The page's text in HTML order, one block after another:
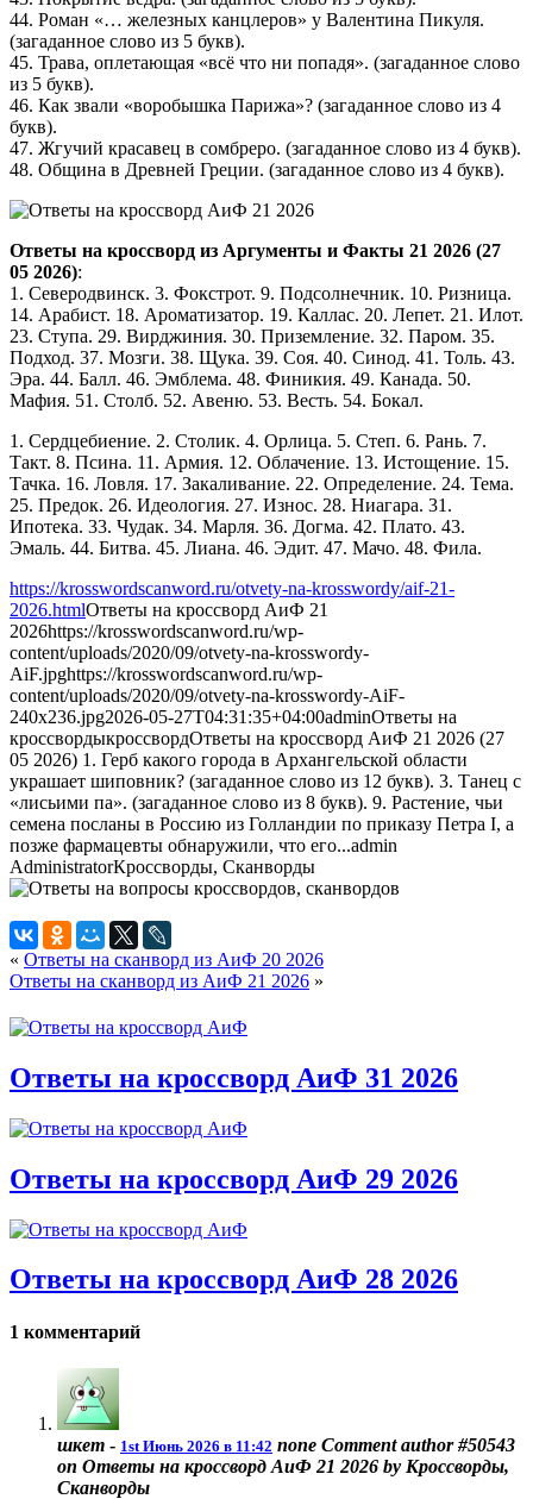
44. Роман «… железных канцлеров» у Валентина Пикуля.
(загаданное слово из 5 букв).
45. Трава, оплетающая «всё что ни попадя». (загаданное слово
из 5 букв).
46. Как звали «воробышка Парижа»? (загаданное слово из 4
букв).
47. Жгучий красавец в сомбреро. (загаданное слово из 4 букв).
48. Община в Древней Греции. (загаданное слово из 4 букв).
Ответы на кроссворд из Аргументы и Факты 21 2026 (27
05 2026):
1. Северодвинск. 3. Фокстрот. 9. Подсолнечник. 10. Ризница.
14. Арабист. 18. Ароматизатор. 19. Каллас. 20. Лепет. 21. Илот.
23. Ступа. 29. Вирджиния. 30. Приземление. 32. Паром. 35.
Подход. 37. Мозги. 38. Щука. 39. Соя. 40. Синод. 41. Толь. 43.
Эра. 44. Балл. 46. Эмблема. 48. Финикия. 49. Канада. 50.
Мафия. 51. Столб. 52. Авеню. 53. Весть. 54. Бокал.
1. Сердцебиение. 2. Столик. 4. Орлица. 5. Степ. 6. Рань. 7.
Такт. 8. Псина. 11. Армия. 12. Облачение. 13. Истощение. 15.
Тачка. 16. Ловля. 17. Закаливание. 22. Определение. 24. Тема.
25. Предок. 26. Идеология. 27. Износ. 28. Ниагара. 31.
Ипотека. 33. Чудак. 34. Марля. 36. Догма. 42. Плато. 43.
Эмаль. 44. Битва. 45. Лиана. 46. Эдит. 47. Мачо. 48. Фила.
https://krosswordscanword.ru/otvety-na-krosswordy/aif-21-
2026.htmlОтветы на кроссворд АиФ 21
2026https://krosswordscanword.ru/wp-
content/uploads/2020/09/otvety-na-krosswordy-
AiF.jpghttps://krosswordscanword.ru/wp-
content/uploads/2020/09/otvety-na-krosswordy-AiF-
240x236.jpg2026-05-27T04:31:35+04:00adminОтветы на
кроссвордыкроссвордОтветы на кроссворд АиФ 21 2026 (27
05 2026) 1. Герб какого города в Архангельской области
украшает шиповник? (загаданное слово из 12 букв). 3. Танец с
«лисьими па». (загаданное слово из 8 букв). 9. Растение, чьи
семена посланы в Россию из Голландии по приказу Петра I, а
позже фармацевты обнаружили, что его...admin
AdministratorКроссворды, Сканворды
« Ответы на сканворд из АиФ 20 2026
Ответы на сканворд из АиФ 21 2026 »
Ответы на кроссворд АиФ 31 2026
Ответы на кроссворд АиФ 29 2026
Ответы на кроссворд АиФ 28 2026
1 комментарий
шкет - 1st Июнь 2026 в 11:42 none Comment author #50543
on Ответы на кроссворд АиФ 21 2026 by Кроссворды,
Сканворды